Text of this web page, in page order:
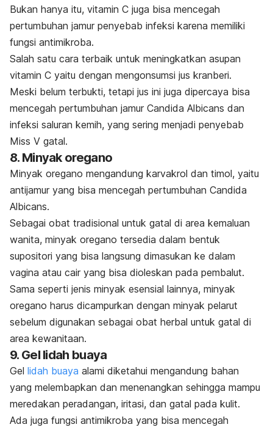
Bukan hanya itu, vitamin C juga bisa mencegah
pertumbuhan jamur penyebab infeksi karena memiliki
fungsi antimikroba.
Salah satu cara terbaik untuk meningkatkan asupan
vitamin C yaitu dengan mengonsumsi jus kranberi.
Meski belum terbukti, tetapi jus ini juga dipercaya bisa
mencegah pertumbuhan jamur Candida Albicans dan
infeksi saluran kemih, yang sering menjadi penyebab
Miss V gatal.
8. Minyak oregano
Minyak oregano mengandung karvakrol dan timol, yaitu
antijamur yang bisa mencegah pertumbuhan Candida
Albicans.
Sebagai obat tradisional untuk gatal di area kemaluan
wanita, minyak oregano tersedia dalam bentuk
supositori yang bisa langsung dimasukan ke dalam
vagina atau cair yang bisa dioleskan pada pembalut.
Sama seperti jenis minyak esensial lainnya, minyak
oregano harus dicampurkan dengan minyak pelarut
sebelum digunakan sebagai obat herbal untuk gatal di
area kewanitaan.
9. Gel lidah buaya
Gel lidah buaya alami diketahui mengandung bahan
yang melembapkan dan menenangkan sehingga mampu
meredakan peradangan, iritasi, dan gatal pada kulit.
Ada juga fungsi antimikroba yang bisa mencegah